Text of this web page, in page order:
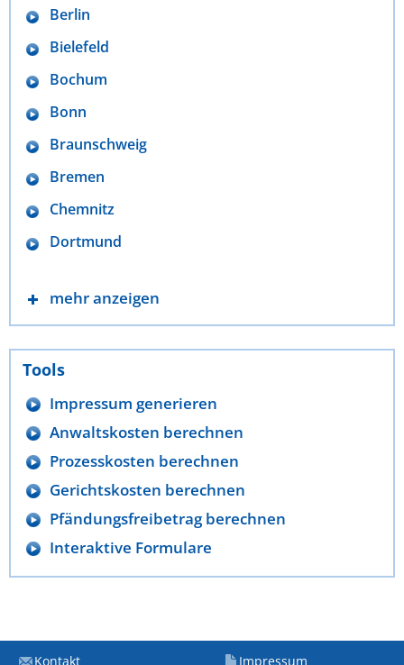
Berlin
Bielefeld
Bochum
Bonn
Braunschweig
Bremen
Chemnitz
Dortmund
mehr anzeigen
Tools
Impressum generieren
Anwaltskosten berechnen
Prozesskosten berechnen
Gerichtskosten berechnen
Pfändungsfreibetrag berechnen
Interaktive Formulare
Kontakt Impressum